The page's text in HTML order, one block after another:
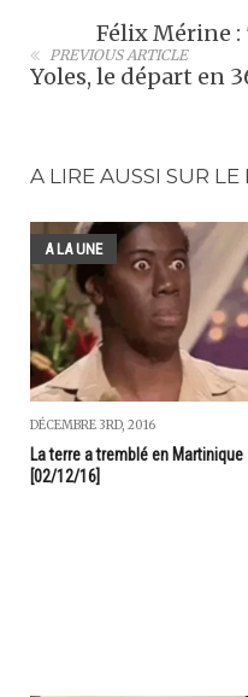
Félix Mérine :
PREVIOUS ARTICLE
Yoles, le départ en
A LIRE AUSSI SUR
A LA UNE
DÉCEMBRE 3RD, 2016
La terre a tremblé en Martinique
[02/12/16]